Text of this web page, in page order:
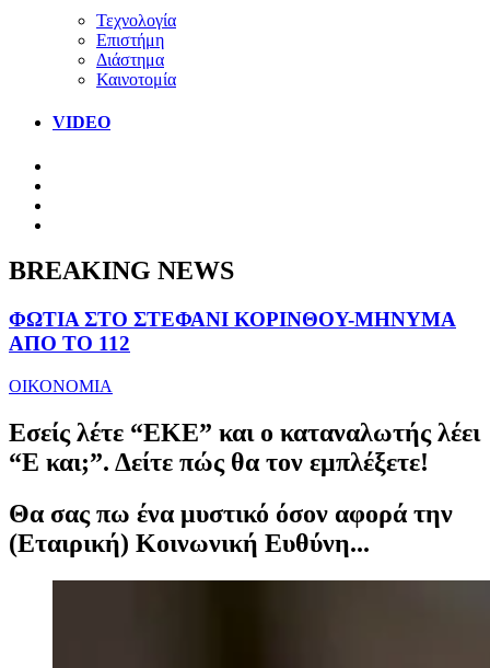
Τεχνολογία
Επιστήμη
Διάστημα
Καινοτομία
VIDEO
BREAKING NEWS
ΦΩΤΙΑ ΣΤΟ ΣΤΕΦΑΝΙ ΚΟΡΙΝΘΟΥ-ΜΗΝΥΜΑ
ΑΠΟ ΤΟ 112
ΟΙΚΟΝΟΜΙΑ
Εσείς λέτε “ΕΚΕ” και ο καταναλωτής λέει
“Ε και;”. Δείτε πώς θα τον εμπλέξετε!
Θα σας πω ένα μυστικό όσον αφορά την
(Εταιρική) Κοινωνική Ευθύνη...